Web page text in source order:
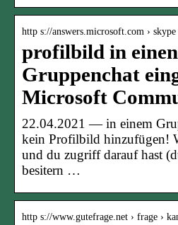
http s://answers.microsoft.com ›
profilbild in einen
Gruppenchat
Microsoft
22.04.2021 — in einem
kein Profilbild hinzufügen!
und du zugriff darauf hast
besitern …
http s://www.gutefrage.net › frage ›